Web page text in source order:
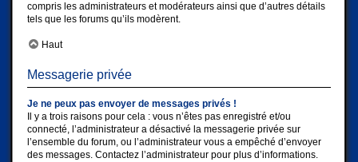
compris les administrateurs et modérateurs ainsi que d’autres détails
tels que les forums qu’ils modèrent.
Haut
Messagerie privée
Je ne peux pas envoyer de messages privés !
Il y a trois raisons pour cela : vous n’êtes pas enregistré et/ou
connecté, l’administrateur a désactivé la messagerie privée sur
l’ensemble du forum, ou l’administrateur vous a empêché d’envoyer
des messages. Contactez l’administrateur pour plus d’informations.